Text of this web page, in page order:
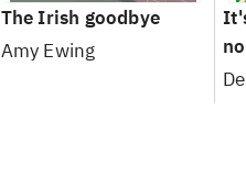
The Irish goodbye
Amy Ewing